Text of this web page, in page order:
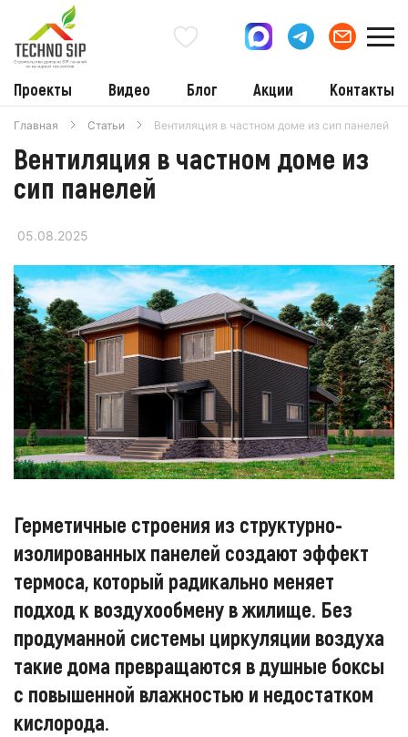
Проекты Видео Блог Акции Контакты
Главная Статьи Вентиляция в частном доме из сип панелей
Вентиляция в частном доме из
сип панелей
05.08.2025
Герметичные строения из структурно-
изолированных панелей создают эффект
термоса, который радикально меняет
подход к воздухообмену в жилище. Без
продуманной системы циркуляции воздуха
такие дома превращаются в душные боксы
с повышенной влажностью и недостатком
кислорода.